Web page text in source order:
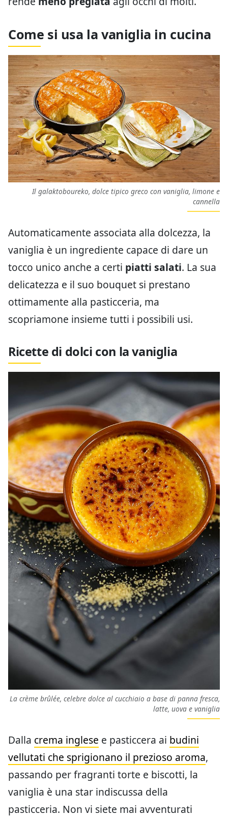
Come si usa la vaniglia in cucina
Il galaktoboureko, dolce tipico greco con vaniglia, limone e
cannella
Automaticamente associata alla dolcezza, la
vaniglia è un ingrediente capace di dare un
tocco unico anche a certi piatti salati. La sua
delicatezza e il suo bouquet si prestano
ottimamente alla pasticceria, ma
scopriamone insieme tutti i possibili usi.
Ricette di dolci con la vaniglia
La crème brûlée, celebre dolce al cucchiaio a base di panna fresca,
latte, uova e vaniglia
Dalla crema inglese e pasticcera ai budini
vellutati che sprigionano il prezioso aroma,
passando per fragranti torte e biscotti, la
vaniglia è una star indiscussa della
pasticceria. Non vi siete mai avventurati